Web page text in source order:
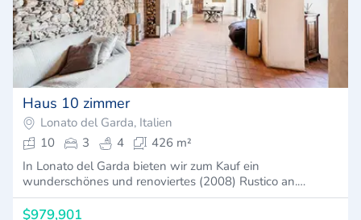
Haus 10 zimmer
Lonato del Garda, Italien
10
3 4
426 m²
In Lonato del Garda bieten wir zum Kauf ein
wunderschönes und renoviertes (2008) Rustico an.…
$979,901